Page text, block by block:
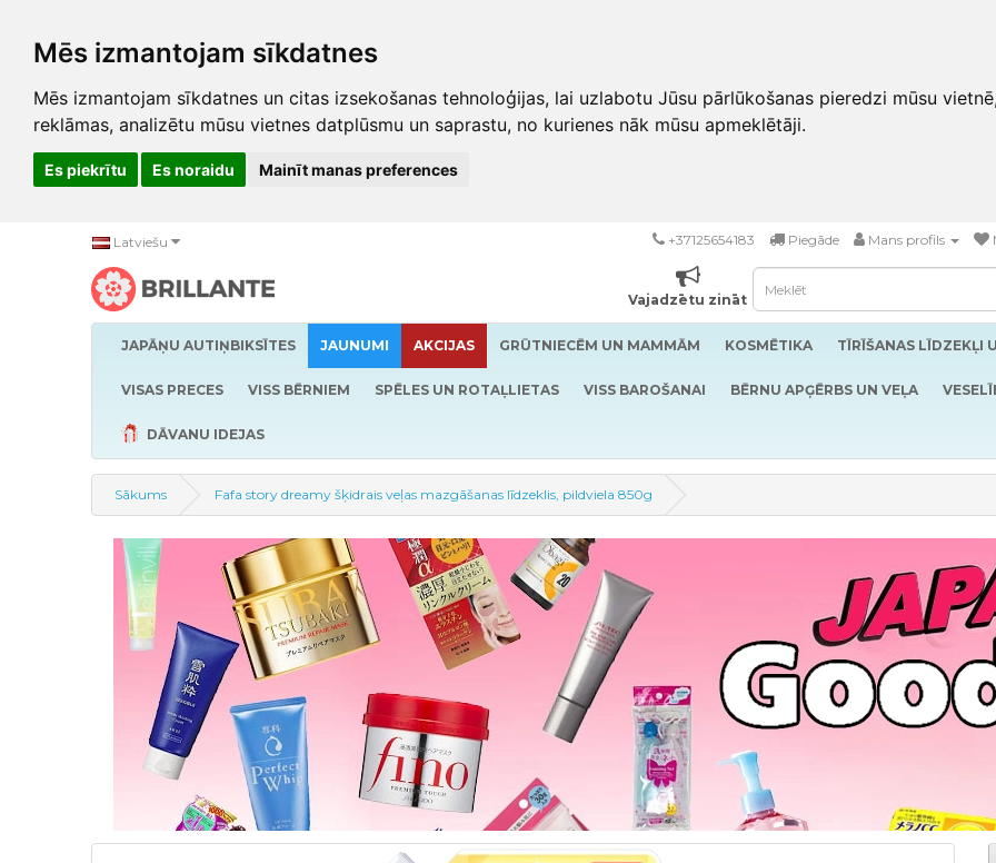
Mēs izmantojam sīkdatnes
Mēs izmantojam sīkdatnes un citas izsekošanas tehnoloģijas, lai uzlabotu Jūsu pārlūkošanas pieredzi mūsu
reklāmas, analizētu mūsu vietnes datplūsmu un saprastu, no kurienes nāk mūsu apmeklētāji.
Es piekrītu Es noraidu Mainīt manas preferences
Latviešu +37125654183 Piegāde Mans profils
Vajadzētu zināt
JAPĀŅU AUTIŅBIKSĪTES JAUNUMI AKCIJAS GRŪTNIECĒM UN MAMMĀM KOSMĒTIKA TĪRĪŠANAS LĪDZEKĻI
VISAS PRECES VISS BĒRNIEM SPĒLES UN ROTAĻLIETAS VISS BAROŠANAI BĒRNU APĢĒRBS UN VEĻA
DĀVANU IDEJAS
Sākums Fafa story dreamy šķidrais veļas mazgāšanas līdzeklis, pildviela 850g